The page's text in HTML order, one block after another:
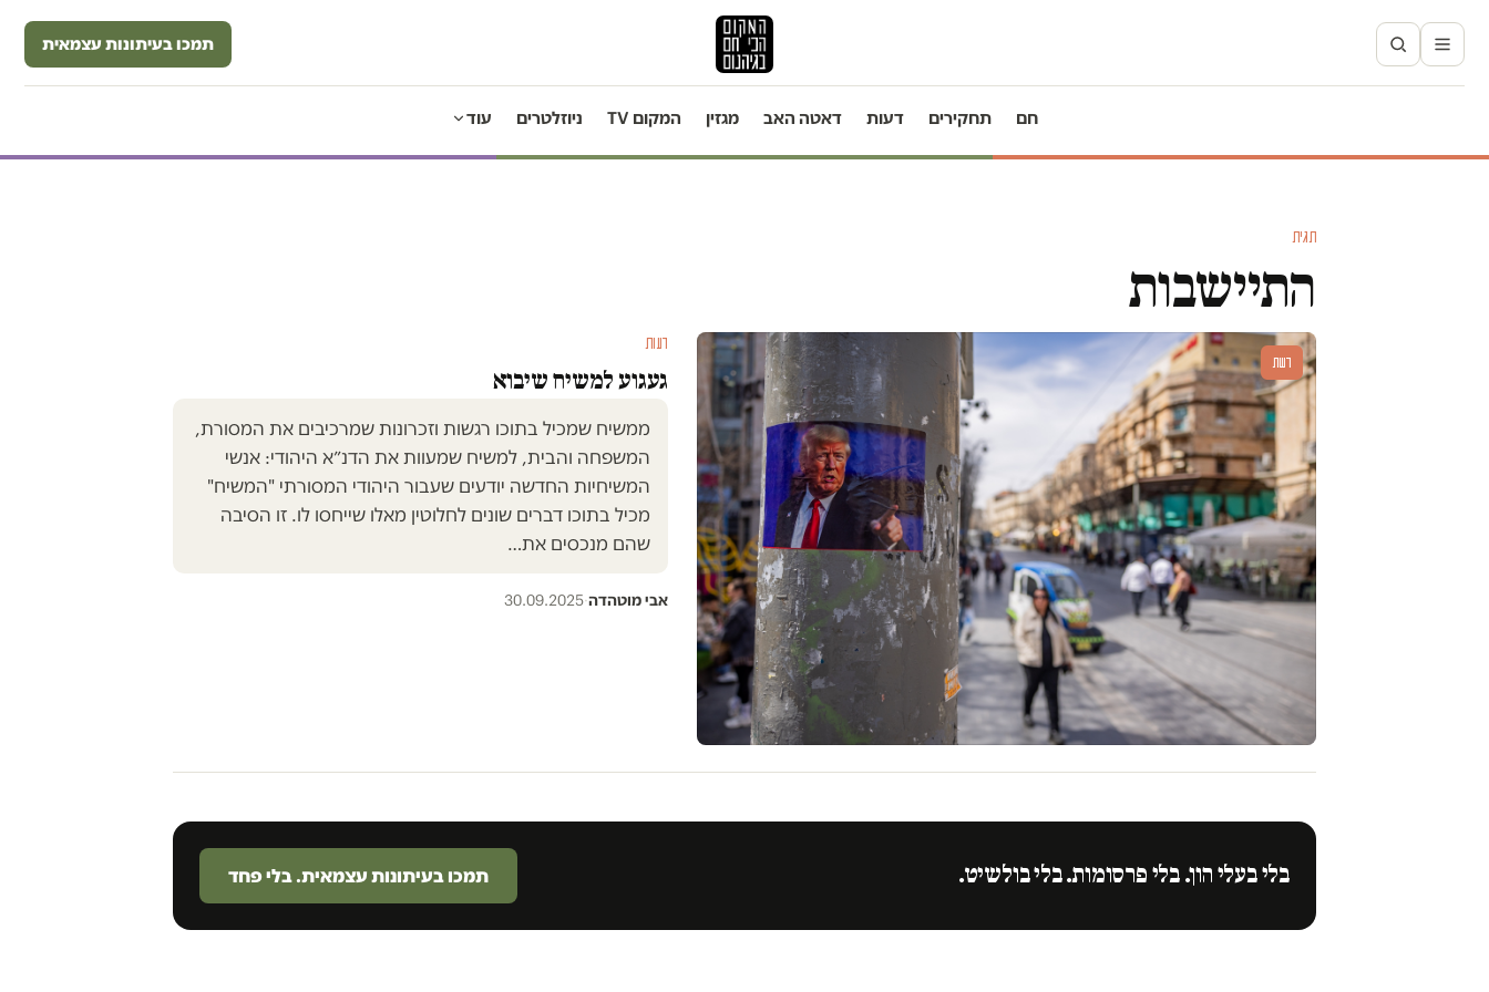
תמכו בעיתונות עצמאית
חם תחקירים דעות דאטה האב מגזין המקום TV ניוזלטרים עוד
תגית
התיישבות
דעות
דעות
געגוע למשיח שיבוא
ממשיח שמכיל בתוכו רגשות וזכרונות שמרכיבים את המסורת,
המשפחה והבית, למשיח שמעוות את הדנ״א היהודי: אנשי
המשיחיות החדשה יודעים שעבור היהודי המסורתי "המשיח"
מכיל בתוכו דברים שונים לחלוטין מאלו שייחסו לו. זו הסיבה
שהם מנכסים את…
אבי מוטהדה·
30.09.2025
בלי בעלי הון. בלי פרסומות. בלי בולשיט. תמכו בעיתונות עצמאית. בלי פחד